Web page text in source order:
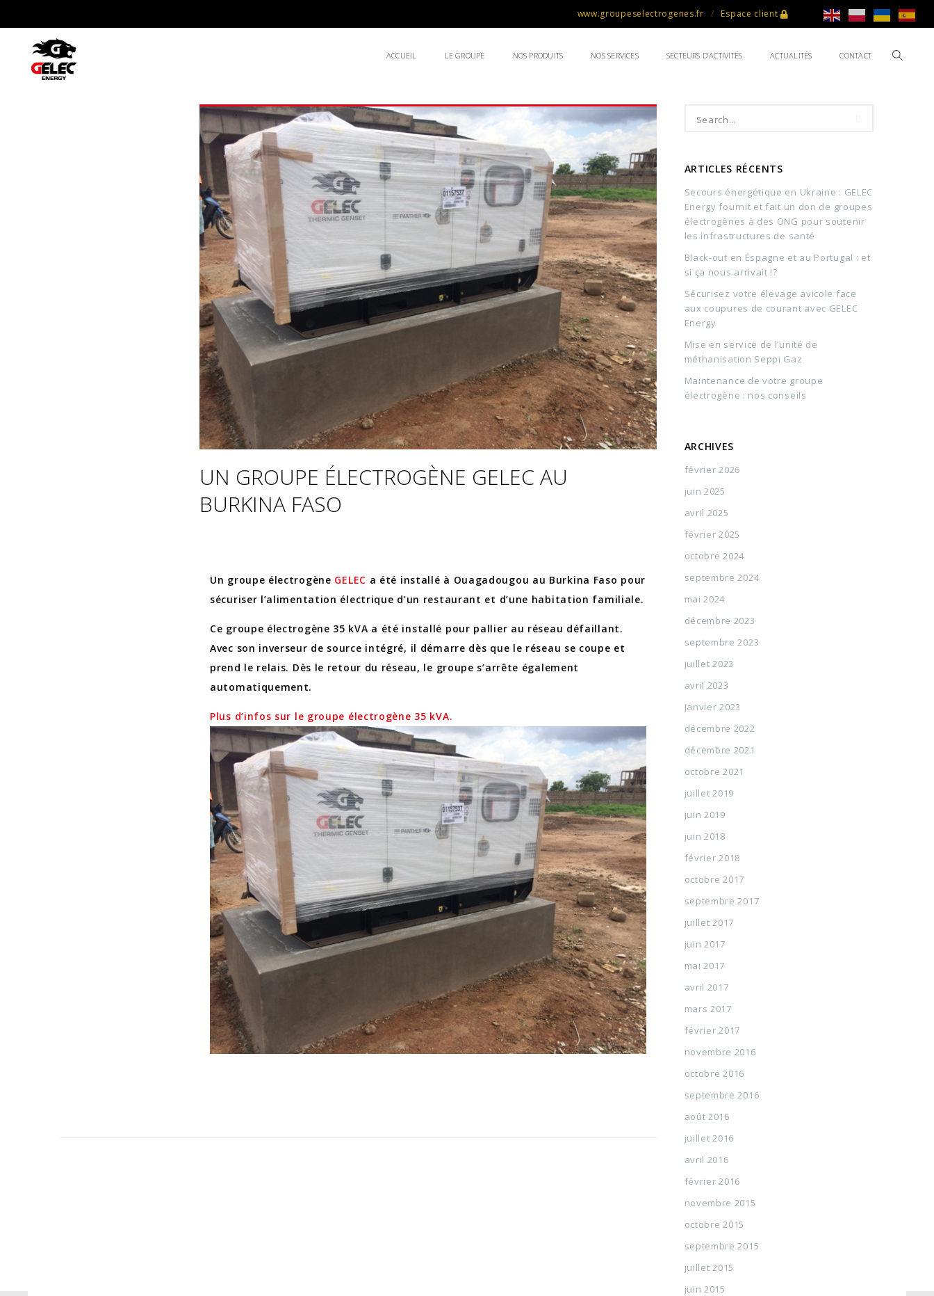
www.groupeselectrogenes.fr Espace client
ACCUEIL LE GROUPE NOS PRODUITS NOS SERVICES SECTEURS D’ACTIVITÉS ACTUALITÉS CONTACT
UN GROUPE ÉLECTROGÈNE GELEC AU
BURKINA FASO
Un groupe électrogène GELEC a été installé à Ouagadougou au Burkina Faso pour
sécuriser l’alimentation électrique d’un restaurant et d’une habitation familiale.
Ce groupe électrogène 35 kVA a été installé pour pallier au réseau défaillant.
Avec son inverseur de source intégré, il démarre dès que le réseau se coupe et
prend le relais. Dès le retour du réseau, le groupe s’arrête également
automatiquement.
Plus d’infos sur le groupe électrogène 35 kVA.
ARTICLES RÉCENTS
Secours énergétique en Ukraine : GELEC
Energy fournit et fait un don de groupes
électrogènes à des ONG pour soutenir
les infrastructures de santé
Black-out en Espagne et au Portugal : et
si ça nous arrivait !?
Sécurisez votre élevage avicole face
aux coupures de courant avec GELEC
Energy
Mise en service de l’unité de
méthanisation Seppi Gaz
Maintenance de votre groupe
électrogène : nos conseils
ARCHIVES
février 2026
juin 2025
avril 2025
février 2025
octobre 2024
septembre 2024
mai 2024
décembre 2023
septembre 2023
juillet 2023
avril 2023
janvier 2023
décembre 2022
décembre 2021
octobre 2021
juillet 2019
juin 2019
juin 2018
février 2018
octobre 2017
septembre 2017
juillet 2017
juin 2017
mai 2017
avril 2017
mars 2017
février 2017
novembre 2016
octobre 2016
septembre 2016
août 2016
juillet 2016
avril 2016
février 2016
novembre 2015
octobre 2015
septembre 2015
juillet 2015
juin 2015